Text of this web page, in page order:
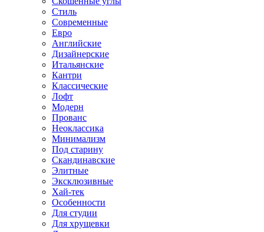
Стиль
Современные
Евро
Английские
Дизайнерские
Итальянские
Кантри
Классические
Лофт
Модерн
Прованс
Неоклассика
Минимализм
Под старину
Скандинавские
Элитные
Эксклюзивные
Хай-тек
Особенности
Для студии
Для хрущевки